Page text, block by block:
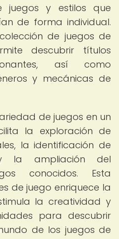
juegos y estilos que
de forma individual.
de juegos de
descubrir títulos
así como
y mecánicas de
de juegos en un
la exploración de
la identificación de
la ampliación del
conocidos. Esta
de juego enriquece la
la creatividad y
para descubrir
de los juegos de